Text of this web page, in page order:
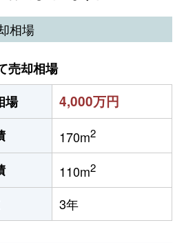
相場
売却相場
場
4,000万円
170m2
110m2
3年